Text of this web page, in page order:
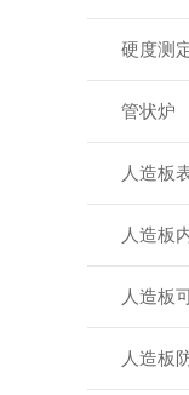
硬度测
管状炉
人造板
人造板